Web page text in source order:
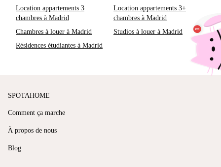
Location appartements 3
chambres à Madrid
Location appartements 3+
chambres à Madrid
Chambres à louer à Madrid
Studios à louer à Madrid
Résidences étudiantes à Madrid
SPOTAHOME
Comment ça marche
À propos de nous
Blog